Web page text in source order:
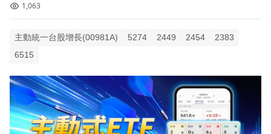
1,063
主動統一台股增長(00981A) 5274 2449 2454
2383
6515